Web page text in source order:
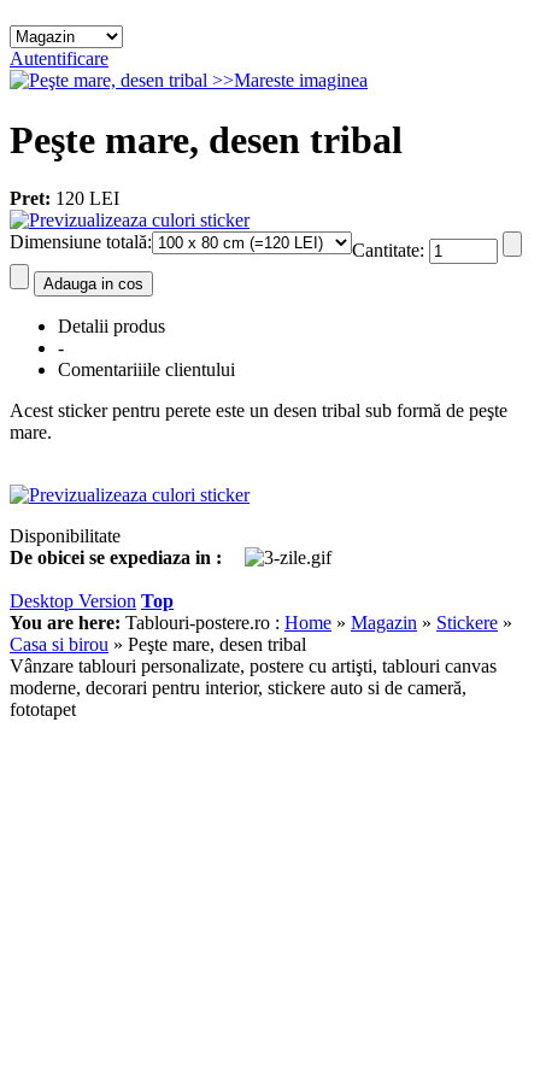
Autentificare
>>Mareste imaginea
Peşte mare, desen tribal
Pret: 120 LEI
Dimensiune totală: Cantitate:
Detalii produs
-
Comentariiile clientului
Acest sticker pentru perete este un desen tribal sub formă de peşte
mare.
Disponibilitate
De obicei se expediaza in :
Desktop Version Top
You are here: Tablouri-postere.ro : Home » Magazin » Stickere »
Casa si birou » Peşte mare, desen tribal
Vânzare tablouri personalizate, postere cu artişti, tablouri canvas
moderne, decorari pentru interior, stickere auto si de cameră,
fototapet